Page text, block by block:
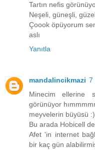
Tartın nefis
Neşeli, güneşli,
Çoook öpüyorum
aslı
Yanıtla
mandalincikmazi 7
Minecim ellerine
görünüyor
meyvelerin büyüsü
Bu arada Hobicell
Afet 'in internet
bir kaç gün